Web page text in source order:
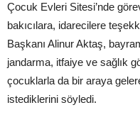
Çocuk Evleri Sitesi’nde
bakıcılara, idarecilere
Başkanı Alinur Aktaş,
jandarma, itfaiye ve sağlık
çocuklarla da bir araya
istediklerini söyledi.